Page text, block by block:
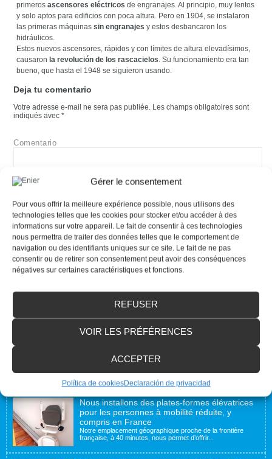
Gérer le consentement
Pour vous offrir la meilleure expérience possible, nous utilisons des
technologies telles que les cookies pour stocker et/ou accéder à des
informations sur votre appareil. Le fait de consentir à ces technologies
nous permettra de traiter des données telles que le comportement de
navigation ou des identifiants uniques sur ce site. Le fait de ne pas
consentir ou de retirer son consentement peut avoir des conséquences
négatives sur certaines caractéristiques et fonctions.
ACCEPTER
REFUSER
VOIR LES PRÉFÉRENCES
Política de cookiesDeclaración de privacidad
primerosascensores eléctricos de engranajes. Al principio, muy lentos
y solo aptos para edificios con poca altura. Pero en 1904, se instalaron
las primeras máquinassin engranajes y estos desbancaron los
hidráulicos.
Estos nuevos ascensores, rápidos y con límites de altura elevadísimos,
causaron la revolución de los rascacielos. Su funcionamiento era tan
bueno, que hasta el 1948 se siguieron usando.
Deja tu comentario
Votre adresse e-mail ne sera pas publiée. Les champs obligatoires sont
indiqués avec*
Comentario
Nom* Mail*
Site web
Accessibilité Blog
Nous installons des plates-formes élévatrices
pour les personnes à mobilité réduite, y
compris en France
Notre emplacement géographique proche de la frontière
française, à 40 minutes, nous permet d’offrir...